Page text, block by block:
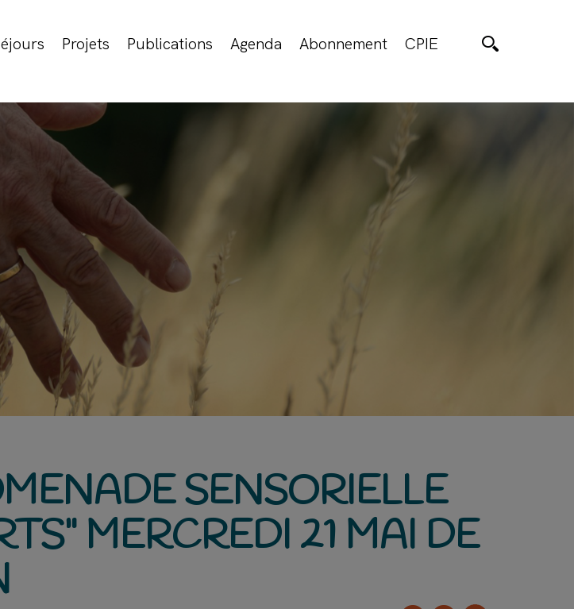
Projets Publications Agenda Abonnement CPIE
SENSORIELLE
MERCREDI 21 MAI DE